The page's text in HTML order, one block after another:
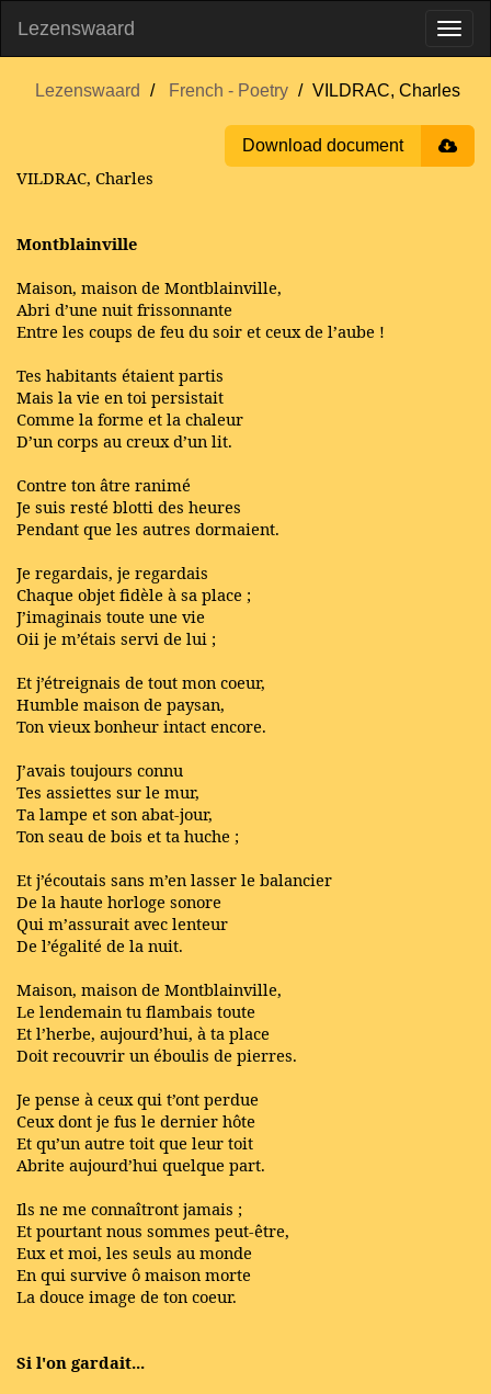
Lezenswaard
Lezenswaard French - Poetry VILDRAC, Charles
Download document
VILDRAC, Charles
Montblainville
Maison, maison de Montblainville,
Abri d’une nuit frissonnante
Entre les coups de feu du soir et ceux de l’aube !
Tes habitants étaient partis
Mais la vie en toi persistait
Comme la forme et la chaleur
D’un corps au creux d’un lit.
Contre ton âtre ranimé
Je suis resté blotti des heures
Pendant que les autres dormaient.
Je regardais, je regardais
Chaque objet fidèle à sa place ;
J’imaginais toute une vie
Oii je m’étais servi de lui ;
Et j’étreignais de tout mon coeur,
Humble maison de paysan,
Ton vieux bonheur intact encore.
J’avais toujours connu
Tes assiettes sur le mur,
Ta lampe et son abat-jour,
Ton seau de bois et ta huche ;
Et j’écoutais sans m’en lasser le balancier
De la haute horloge sonore
Qui m’assurait avec lenteur
De l’égalité de la nuit.
Maison, maison de Montblainville,
Le lendemain tu flambais toute
Et l’herbe, aujourd’hui, à ta place
Doit recouvrir un éboulis de pierres.
Je pense à ceux qui t’ont perdue
Ceux dont je fus le dernier hôte
Et qu’un autre toit que leur toit
Abrite aujourd’hui quelque part.
Ils ne me connaîtront jamais ;
Et pourtant nous sommes peut-être,
Eux et moi, les seuls au monde
En qui survive ô maison morte
La douce image de ton coeur.
Si l'on gardait...